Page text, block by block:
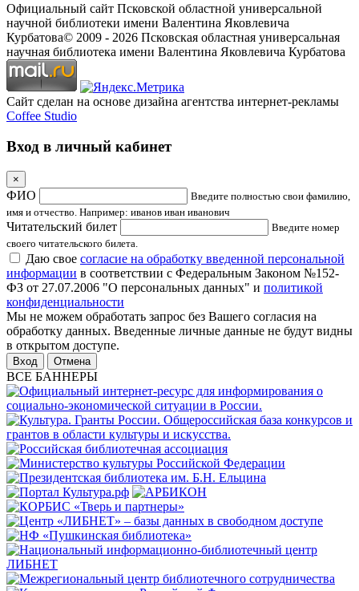
Официальный сайт Псковской областной универсальной
научной библиотеки имени Валентина Яковлевича
Курбатова© 2009 - 2026 Псковская областная универсальная
научная библиотека имени Валентина Яковлевича Курбатова
Сайт сделан на основе дизайна агентства интернет-рекламы
Coffee Studio
Вход в личный кабинет
×
ФИО
Введите полностью свои фамилию,
имя и отчество. Например: иванов иван иванович
Читательский билет
Введите номер
своего читательского билета.
Даю свое согласие на обработку введенной персональной
информации в соответствии с Федеральным Законом №152-
ФЗ от 27.07.2006 "О персональных данных" и политикой
конфиденциальности
Мы не можем обработать запрос без Вашего согласия на
обработку данных. Введенные личные данные не будут видны
в открытом доступе.
Отмена
ВСЕ БАННЕРЫ